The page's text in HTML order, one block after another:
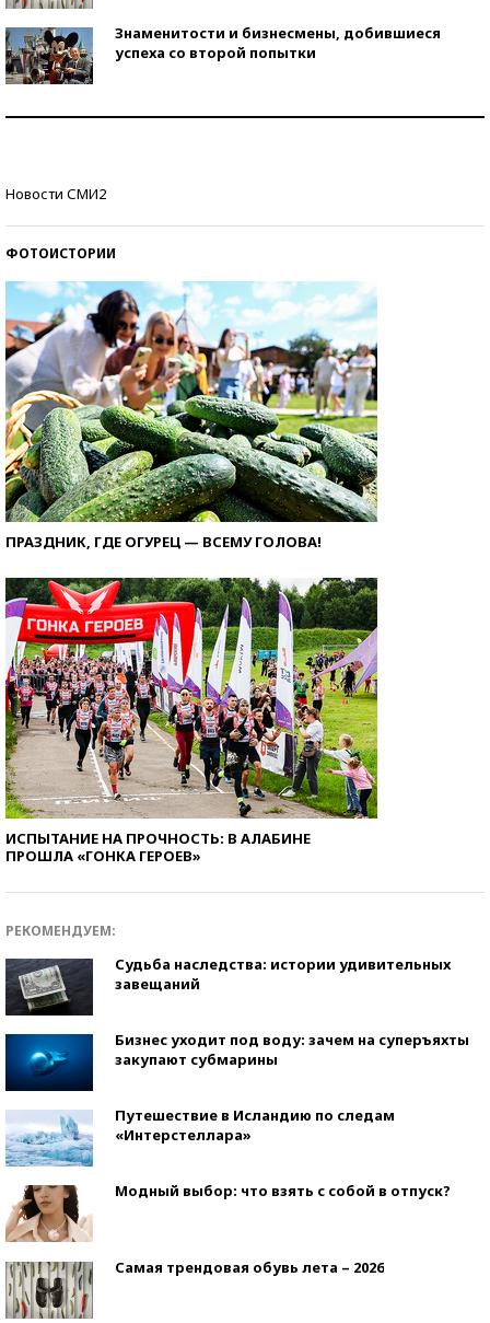
Знаменитости и бизнесмены, добившиеся
успеха со второй попытки
Новости СМИ2
ФОТОИСТОРИИ
ПРАЗДНИК, ГДЕ ОГУРЕЦ — ВСЕМУ ГОЛОВА!
ИСПЫТАНИЕ НА ПРОЧНОСТЬ: В АЛАБИНЕ
ПРОШЛА «ГОНКА ГЕРОЕВ»
РЕКОМЕНДУЕМ:
Судьба наследства: истории удивительных
завещаний
Бизнес уходит под воду: зачем на суперъяхты
закупают субмарины
Путешествие в Исландию по следам
«Интерстеллара»
Модный выбор: что взять с собой в отпуск?
Самая трендовая обувь лета – 2026